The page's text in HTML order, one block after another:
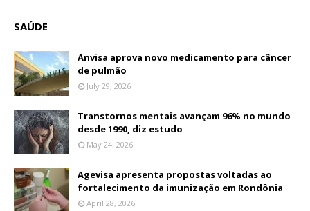
SAÚDE
Anvisa aprova novo medicamento para câncer
de pulmão
July 29, 2026
Transtornos mentais avançam 96% no mundo
desde 1990, diz estudo
May 24, 2026
Agevisa apresenta propostas voltadas ao
fortalecimento da imunização em Rondônia
April 28, 2026